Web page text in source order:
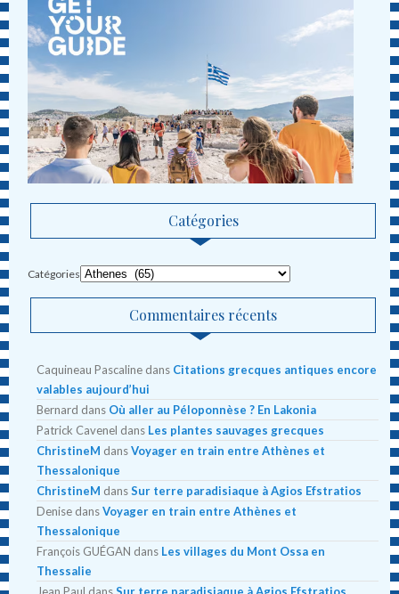
Catégories
Catégories
Commentaires récents
Caquineau Pascaline dans Citations grecques antiques encore
valables aujourd’hui
Bernard dans Où aller au Péloponnèse ? En Lakonia
Patrick Cavenel dans Les plantes sauvages grecques
ChristineM dansVoyager en train entre Athènes et
Thessalonique
ChristineM dansSur terre paradisiaque à Agios Efstratios
Denise dansVoyager en train entre Athènes et
Thessalonique
François GUÉGAN dans Les villages du Mont Ossa en
Thessalie
Jean Paul dans Sur terre paradisiaque à Agios Efstratios